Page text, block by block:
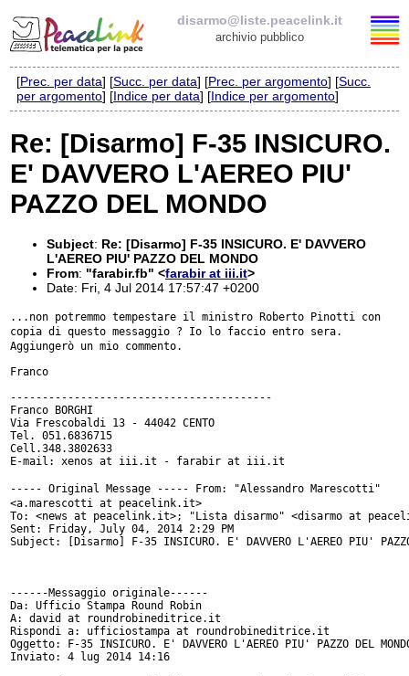
disarmo@liste.peacelink.it
archivio pubblico
Elenco delle liste
Iscrizione / Cancellazione
Policy delle liste di PeaceLink
Informativa sulla privacy
Richieste di rimozione
[Prec. per data] [Succ. per data] [Prec. per argomento] [Succ.
per argomento] [Indice per data] [Indice per argomento]
Re: [Disarmo] F-35 INSICURO.
E' DAVVERO L'AEREO PIU'
PAZZO DEL MONDO
Subject: Re: [Disarmo] F-35 INSICURO. E' DAVVERO
L'AEREO PIU' PAZZO DEL MONDO
From: "farabir.fb" <farabir at iii.it>
Date: Fri, 4 Jul 2014 17:57:47 +0200
...non potremmo tempestare il ministro Roberto Pinotti con
copia di questo messaggio ? Io lo faccio entro sera.
Aggiungerò un mio commento.
Franco
-----------------------------------------
Franco BORGHI
Via Frescobaldi 13 - 44042 CENTO
Tel. 051.6836715
Cell.348.3802633
E-mail: xenos at iii.it - farabir at iii.it
----- Original Message ----- From: "Alessandro Marescotti"
<a.marescotti at peacelink.it>
To: <news at peacelink.it>; "Lista disarmo" <disarmo at
Sent: Friday, July 04, 2014 2:29 PM
Subject: [Disarmo] F-35 INSICURO. E' DAVVERO L'AEREO PIU' PAZZO
------Messaggio originale------
Da: Ufficio Stampa Round Robin
A: david at roundrobineditrice.it
Rispondi a: ufficiostampa at roundrobineditrice.it
Oggetto: F-35 INSICURO. E' DAVVERO L'AEREO PIU' PAZZO DEL
Inviato: 4 lug 2014 14:16